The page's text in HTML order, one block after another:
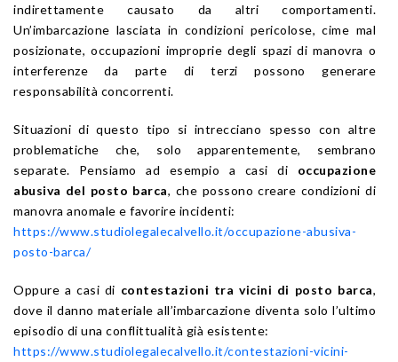
indirettamente causato da altri comportamenti.
Un’imbarcazione lasciata in condizioni pericolose, cime mal
posizionate, occupazioni improprie degli spazi di manovra o
interferenze da parte di terzi possono generare
responsabilità concorrenti.
Situazioni di questo tipo si intrecciano spesso con altre
problematiche che, solo apparentemente, sembrano
separate. Pensiamo ad esempio a casi di occupazione
abusiva del posto barca, che possono creare condizioni di
manovra anomale e favorire incidenti:
https://www.studiolegalecalvello.it/occupazione-abusiva-
posto-barca/
Oppure a casi di contestazioni tra vicini di posto barca,
dove il danno materiale all’imbarcazione diventa solo l’ultimo
episodio di una conflittualità già esistente:
https://www.studiolegalecalvello.it/contestazioni-vicini-